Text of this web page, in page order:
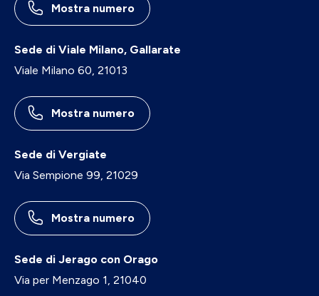
Mostra numero
Sede di Viale Milano, Gallarate
Viale Milano 60, 21013
Mostra numero
Sede di Vergiate
Via Sempione 99, 21029
Mostra numero
Sede di Jerago con Orago
Via per Menzago 1, 21040